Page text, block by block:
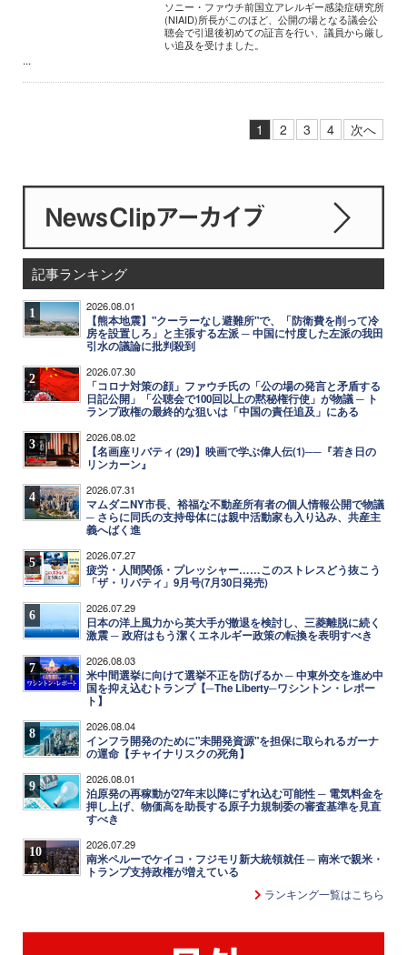
ソニー・ファウチ前国立アレルギー感染症研究所
(NIAID)所長がこのほど、公開の場となる議会公
聴会で引退後初めての証言を行い、議員から厳し
い追及を受けました。
...
1 2 3 4 次へ
記事ランキング
1 2026.08.01
【熊本地震】"クーラーなし避難所"で、「防衛費を削って冷
房を設置しろ」と主張する左派 ─ 中国に忖度した左派の我田
引水の議論に批判殺到
2 2026.07.30
「コロナ対策の顔」ファウチ氏の「公の場の発言と矛盾する
日記公開」「公聴会で100回以上の黙秘権行使」が物議 ─ ト
ランプ政権の最終的な狙いは「中国の責任追及」にある
3 2026.08.02
【名画座リバティ (29)】映画で学ぶ偉人伝(1)──『若き日の
リンカーン』
4 2026.07.31
マムダニNY市長、裕福な不動産所有者の個人情報公開で物議
─ さらに同氏の支持母体には親中活動家も入り込み、共産主
義へばく進
5 2026.07.27
疲労・人間関係・プレッシャー……このストレスどう抜こう
「ザ・リバティ」9月号(7月30日発売)
6 2026.07.29
日本の洋上風力から英大手が撤退を検討し、三菱離脱に続く
激震 ─ 政府はもう潔くエネルギー政策の転換を表明すべき
7 2026.08.03
米中間選挙に向けて選挙不正を防げるか ─ 中東外交を進め中
国を抑え込むトランプ【─The Liberty─ワシントン・レポー
ト】
8 2026.08.04
インフラ開発のために"未開発資源"を担保に取られるガーナ
の運命【チャイナリスクの死角】
9 2026.08.01
泊原発の再稼動が27年末以降にずれ込む可能性 ─ 電気料金を
押し上げ、物価高を助長する原子力規制委の審査基準を見直
すべき
10 2026.07.29
南米ペルーでケイコ・フジモリ新大統領就任 ─ 南米で親米・
トランプ支持政権が増えている
ランキング一覧はこちら